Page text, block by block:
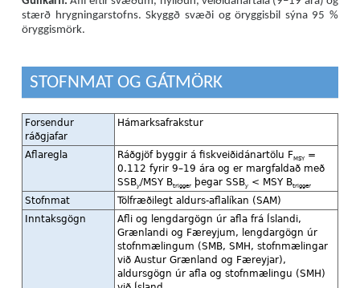
stærð hrygningarstofns. Skyggð svæði og öryggisbil sýna 95 %
öryggismörk.
STOFNMAT OG GÁTMÖRK